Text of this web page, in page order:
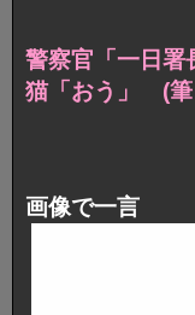
警察官「一日署
猫「おう」 (筆
画像で一言